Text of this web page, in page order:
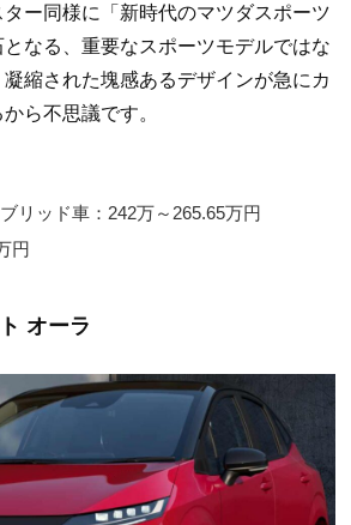
ー同様に「新時代のマツダスポーツ
なる、重要なスポーツモデルではな
縮された塊感あるデザインが急にカ
ら不思議です。
リッド車：242万～265.65万円
円
オーラ